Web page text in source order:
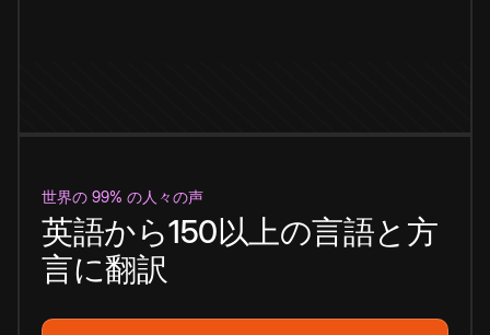
世界の 99% の人々の声
英語から150以上の言語と方
言に翻訳